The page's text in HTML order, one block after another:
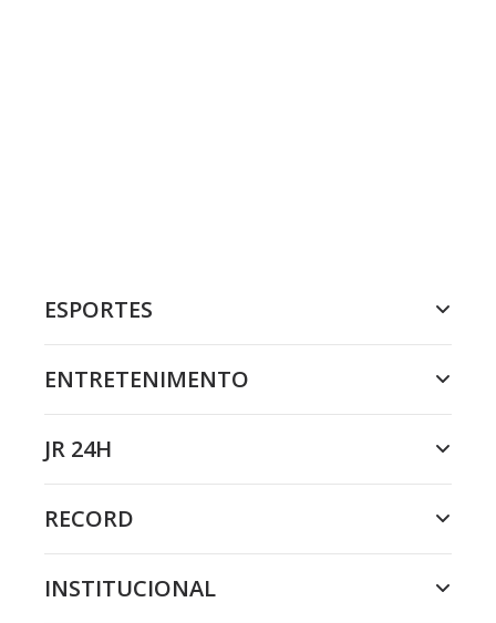
ESPORTES
ENTRETENIMENTO
JR 24H
RECORD
INSTITUCIONAL